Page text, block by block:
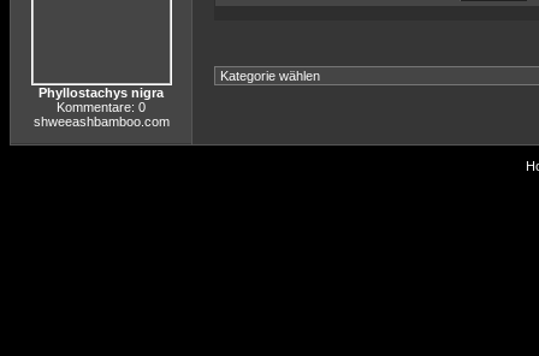
Phyllostachys nigra
Kommentare: 0
shweeashbamboo.com